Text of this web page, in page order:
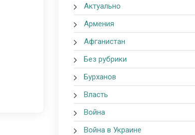
Актуально
Армения
Афганистан
Без рубрики
Бурханов
Власть
Война
Война в Украине